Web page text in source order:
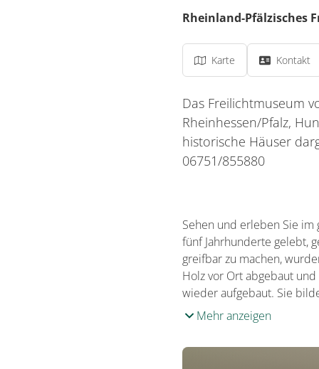
Rheinland-Pfälzisches
Karte Kontakt
Das Freilichtmuseum
Rheinhessen/Pfalz,
historische Häuser
06751/855880
Sehen und erleben Sie
fünf Jahrhunderte gelebt,
greifbar zu machen,
Holz vor Ort abgebaut
wieder aufgebaut. Sie
Mehr anzeigen